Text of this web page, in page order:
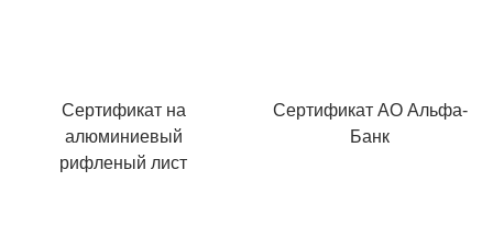
Сертификат на
алюминиевый
рифленый лист
Сертификат АО Альфа-
Банк